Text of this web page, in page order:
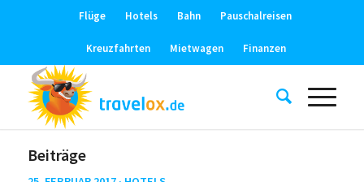
Flüge Hotels Bahn Pauschalreisen
Kreuzfahrten Mietwagen Finanzen
Beiträge